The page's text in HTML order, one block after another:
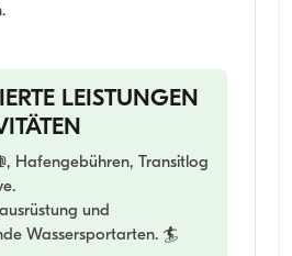
LEISTUNGEN
Hafengebühren, Transitlog
und
Wassersportarten. 🏄